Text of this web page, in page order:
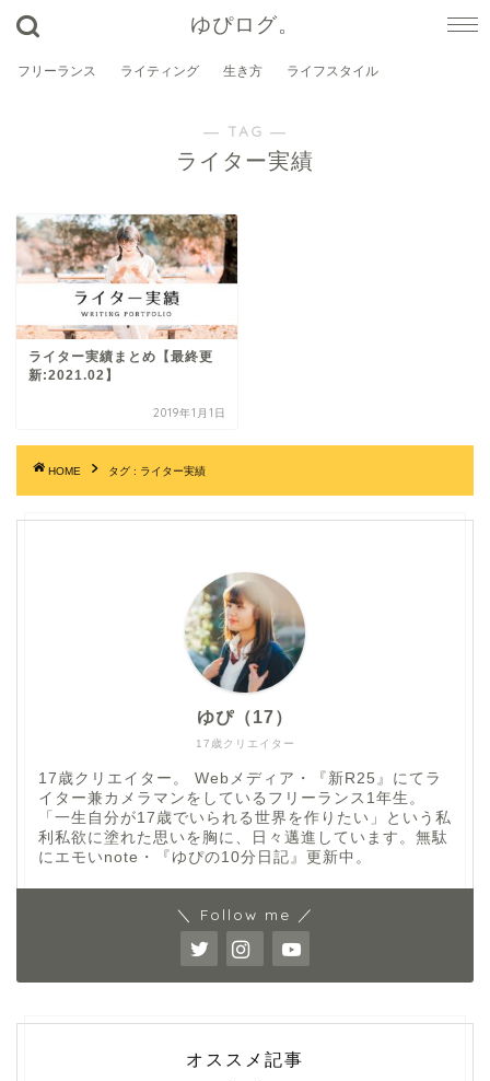
ゆぴログ。
フリーランス ライティング 生き方 ライフスタイル
― TAG ―
ライター実績
ライター実績まとめ【最終更
新:2021.02】
2019年1月1日
HOME タグ : ライター実績
17歳クリエイター
ゆぴ（17）
17歳クリエイター。 Webメディア・『新R25』にてラ
イター兼カメラマンをしているフリーランス1年生。
「一生自分が17歳でいられる世界を作りたい」という私
利私欲に塗れた思いを胸に、日々邁進しています。無駄
にエモいnote・『ゆぴの10分日記』更新中。
＼ Follow me ／
オススメ記事